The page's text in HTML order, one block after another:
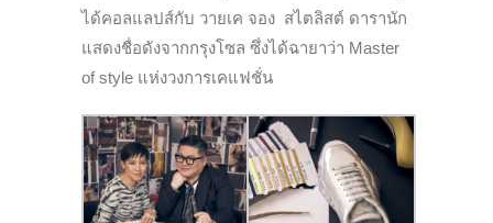
ได้คอลแลปส์กับ วายเค จอง สไตลิสต์ ดารานัก
แสดงชื่อดังจากกรุงโซล ซึ่งได้ฉายาว่า Master
of style แห่งวงการเคแฟชั่น